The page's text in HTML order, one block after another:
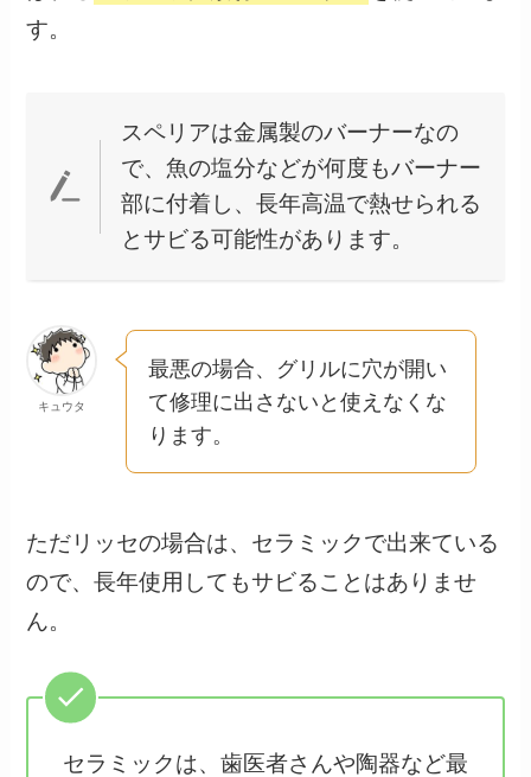
す。
スペリアは金属製のバーナーなの
で、魚の塩分などが何度もバーナー
部に付着し、長年高温で熱せられる
とサビる可能性があります。
キュウタ
最悪の場合、グリルに穴が開い
て修理に出さないと使えなくな
ります。
ただリッセの場合は、セラミックで出来ている
ので、長年使用してもサビることはありませ
ん。
セラミックは、歯医者さんや陶器など最